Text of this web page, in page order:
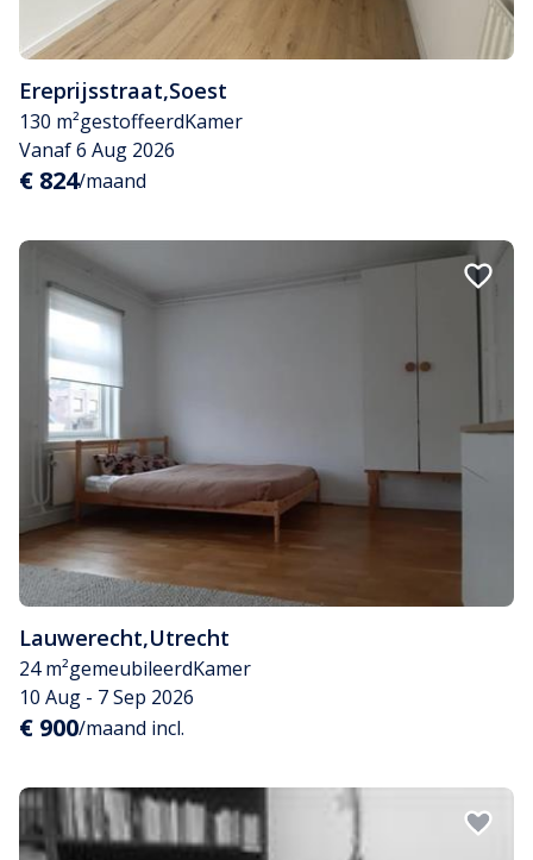
Ereprijsstraat,Soest
130 m²gestoffeerdKamer
Vanaf 6 Aug 2026
€ 824/maand
Lauwerecht,Utrecht
24 m²gemeubileerdKamer
10 Aug - 7 Sep 2026
€ 900/maand incl.